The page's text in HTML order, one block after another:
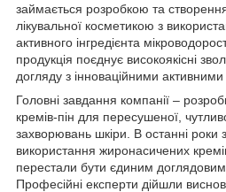
займається розробкою та
лікувальної косметикою з
активного інгредієнта
продукція поєднує високоякісні
догляду з інноваційними
Головні завдання компанії –
кремів-пін для пересушеної,
захворювань шкіри. В останні роки
використання жиронасичених
перестали бути єдиним доглядовим
Професійні експерти дійшли